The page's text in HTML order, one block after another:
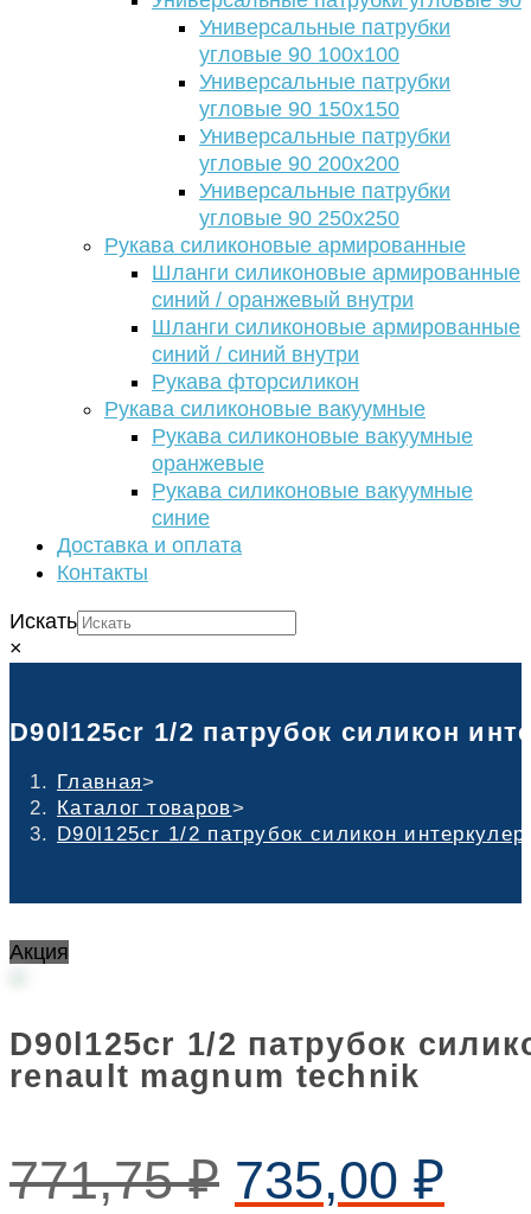
Универсальные патрубки
угловые 90 100х100
Универсальные патрубки
угловые 90 150х150
Универсальные патрубки
угловые 90 200х200
Универсальные патрубки
угловые 90 250х250
Рукава силиконовые армированные
Шланги силиконовые армированные
синий / оранжевый внутри
Шланги силиконовые армированные
синий / синий внутри
Рукава фторсиликон
Рукава силиконовые вакуумные
Рукава силиконовые вакуумные
оранжевые
Рукава силиконовые вакуумные
синие
Доставка и оплата
Контакты
Искать
×
D90l125cr 1/2 патрубок силикон
Главная>
Каталог товаров>
D90l125cr 1/2 патрубок силикон
Акция
D90l125cr 1/2 патрубок
renault magnum technik
771,75₽ 735,00 ₽